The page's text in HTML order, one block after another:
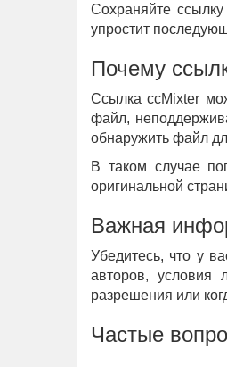
Сохраняйте
упростит
Почему
Ссылка ccMixter
файл,
обнаружить файл
В таком случае
оригинальной
Важная
Убедитесь, что у
авторов, условия
разрешения или
Частые